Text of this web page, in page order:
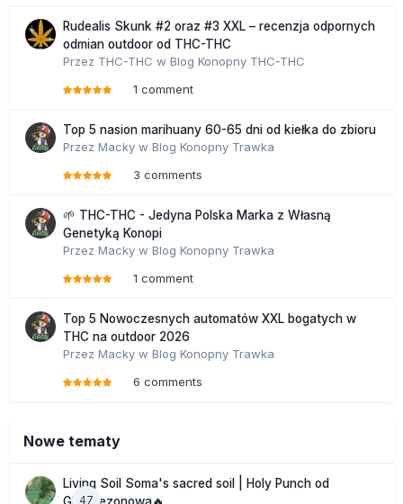
Rudealis Skunk #2 oraz #3 XXL – recenzja odpornych
odmian outdoor od THC-THC
Przez THC-THC w Blog Konopny THC-THC
1 comment
Top 5 nasion marihuany 60-65 dni od kiełka do zbioru
Przez Macky w Blog Konopny Trawka
3 comments
🌱 THC-THC - Jedyna Polska Marka z Własną
Genetyką Konopi
Przez Macky w Blog Konopny Trawka
1 comment
Top 5 Nowoczesnych automatów XXL bogatych w
THC na outdoor 2026
Przez Macky w Blog Konopny Trawka
6 comments
Nowe tematy
47
Living Soil Soma's sacred soil | Holy Punch od
GHS sezonowa🔥